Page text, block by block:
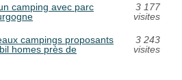
camping avec parc
3 177
visites
campings proposants
homes près de
3 243
visites